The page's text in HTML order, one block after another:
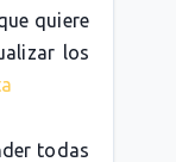
quiere
los
todas